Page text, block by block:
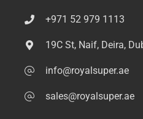
+971 52 979 1113
19C St, Naif, Deira,
info@royalsuper.ae
sales@royalsuper.ae